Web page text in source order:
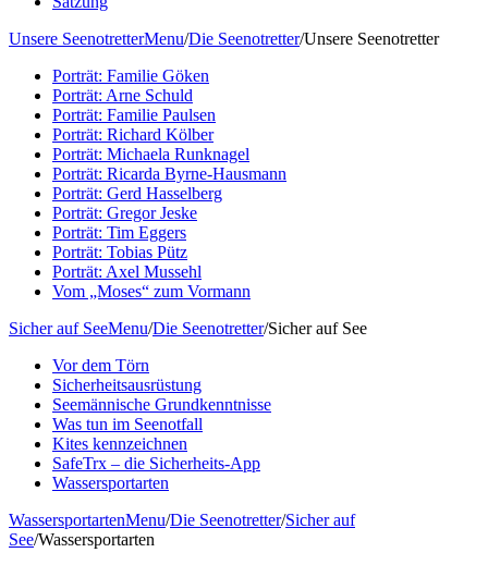
Unsere SeenotretterMenu/Die Seenotretter/Unsere Seenotretter
Porträt: Familie Göken
Porträt: Arne Schuld
Porträt: Familie Paulsen
Porträt: Richard Kölber
Porträt: Michaela Runknagel
Porträt: Ricarda Byrne-Hausmann
Porträt: Gerd Hasselberg
Porträt: Gregor Jeske
Porträt: Tim Eggers
Porträt: Tobias Pütz
Porträt: Axel Mussehl
Vom „Moses“ zum Vormann
Sicher auf SeeMenu/Die Seenotretter/Sicher auf See
Vor dem Törn
Sicherheitsausrüstung
Seemännische Grundkenntnisse
Was tun im Seenotfall
Kites kennzeichnen
SafeTrx – die Sicherheits-App
Wassersportarten
WassersportartenMenu/Die Seenotretter/Sicher auf
See/Wassersportarten